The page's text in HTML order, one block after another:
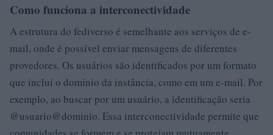
Como funciona a interconectividade
A estrutura do fediverso é semelhante aos serviços de e-
mail, onde é possível enviar mensagens de diferentes
provedores. Os usuários são identificados por um formato
que inclui o domínio da instância, como em um e-mail. Por
exemplo, ao buscar por um usuário, a identificação seria
@usuario@dominio. Essa interconectividade permite que